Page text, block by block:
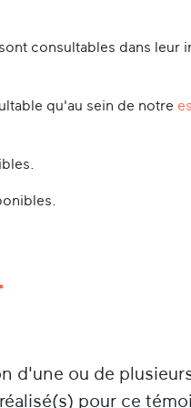
consultables dans leur
qu'au sein de notre
d'une ou de
pour ce